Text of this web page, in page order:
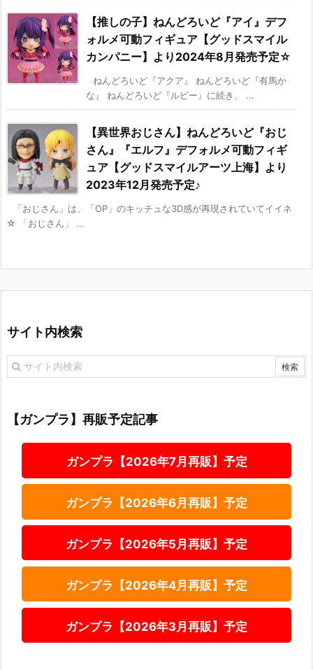
【推しの子】ねんどろいど『アイ』デフ
ォルメ可動フィギュア【グッドスマイル
カンパニー】より2024年8月発売予定☆
ねんどろいど『アクア』 ねんどろいど『有馬か
な』 ねんどろいど『ルビー』に続き、 ...
【異世界おじさん】ねんどろいど『おじ
さん』『エルフ』デフォルメ可動フィギ
ュア【グッドスマイルアーツ上海】より
2023年12月発売予定♪
「おじさん」は、「OP」のキッチュな3D感が再現されていてイイネ
☆ 「おじさん」 ...
サイト内検索
【ガンプラ】再販予定記事
ガンプラ【2026年7月再販】予定
ガンプラ【2026年6月再販】予定
ガンプラ【2026年5月再販】予定
ガンプラ【2026年4月再販】予定
ガンプラ【2026年3月再販】予定